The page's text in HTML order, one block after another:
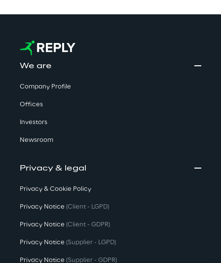
We are
Company Profile
Offices
Investors
Newsroom
Privacy & legal
Privacy & Cookie Policy
Privacy Notice (Client - LGPD)
Privacy Notice (Client - GDPR)
Privacy Notice (Supplier - LGPD)
Privacy Notice (Supplier - GDPR)